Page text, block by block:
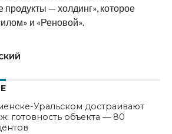
— холдинг», которое
и «Реновой».
Уральском достраивают
готовность объекта — 80